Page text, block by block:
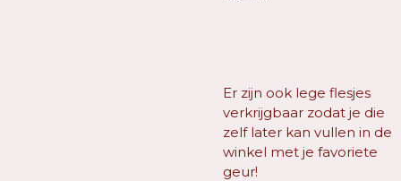
Er zijn ook lege flesjes
verkrijgbaar zodat je die
zelf later kan vullen in de
winkel met je favoriete
geur!